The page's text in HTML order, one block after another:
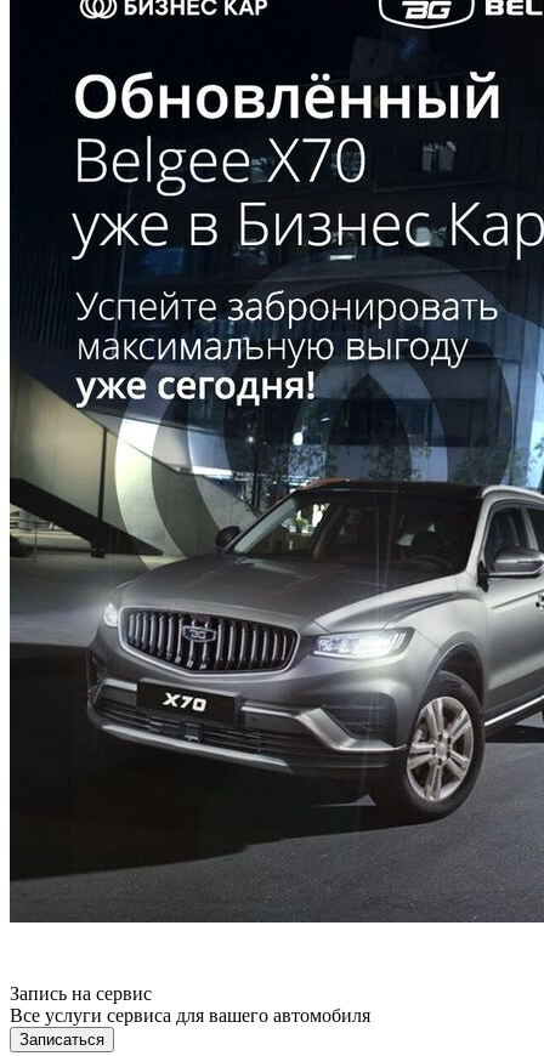
Запись на сервис
Все услуги сервиса для вашего автомобиля
Записаться